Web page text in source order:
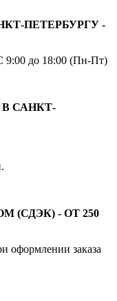
ПЕТЕРБУРГУ -
9:00 до 18:00 (Пн-Пт)
САНКТ-
(СДЭК) - ОТ 250
оформлении заказа